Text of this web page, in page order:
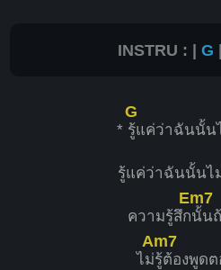
INSTRU : | G |
*
G
รู้แค่ว่าฉันนั้น
รู้แค่ว่าฉันนั้นไ
ความรู้สึก
Em7
นั้น
ไม่
Am7
รู้ต้องพูด